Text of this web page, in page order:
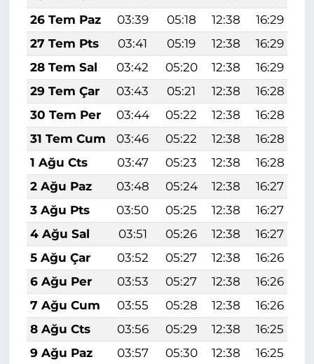
26 Tem Paz
03:39 05:18 12:38 16:29
27 Tem Pts
03:41 05:19 12:38 16:29
28 Tem Sal
03:42 05:20 12:38 16:29
29 Tem Çar
03:43 05:21 12:38 16:28
30 Tem Per
03:44 05:22 12:38 16:28
31 Tem Cum
03:46 05:22 12:38 16:28
1 Ağu Cts
03:47 05:23 12:38 16:28
2 Ağu Paz
03:48 05:24 12:38 16:27
3 Ağu Pts
03:50 05:25 12:38 16:27
4 Ağu Sal
03:51 05:26 12:38 16:27
5 Ağu Çar
03:52 05:27 12:38 16:26
6 Ağu Per
03:53 05:27 12:38 16:26
7 Ağu Cum
03:55 05:28 12:38 16:26
8 Ağu Cts
03:56 05:29 12:38 16:25
9 Ağu Paz
03:57 05:30 12:38 16:25